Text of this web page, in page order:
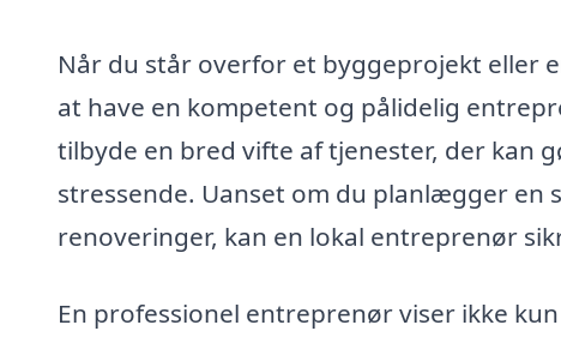
Når du står overfor et byggeprojekt eller
at have en kompetent og pålidelig
tilbyde en bred vifte af tjenester, der kan
stressende. Uanset om du planlægger
renoveringer, kan en lokal entreprenør
En professionel entreprenør viser ikke